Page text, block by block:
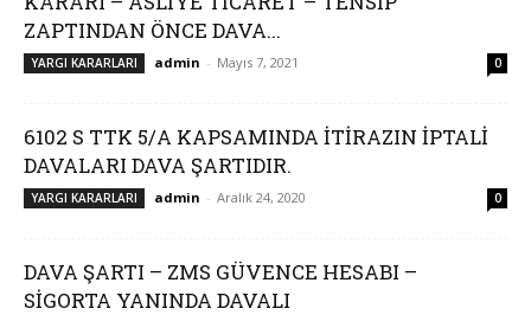
ZAPTINDAN ÖNCE DAVA...
YARGI KARARLARI admin - Mayıs 7, 2021 0
6102 S TTK 5/A KAPSAMINDA İTİRAZIN İPTALİ
DAVALARI DAVA ŞARTIDIR.
YARGI KARARLARI admin - Aralık 24, 2020 0
DAVA ŞARTI – ZMS GÜVENCE HESABI –
SİGORTA YANINDA DAVALI